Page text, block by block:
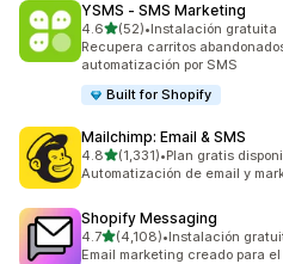
YSMS ‑ SMS Marketing
4.6de 5 estrellas
(52)
52 reseñas en total
•Instalación gratuita
Recupera carritos
automatización por SMS
Built for Shopify
Mailchimp: Email & SMS
4.8de 5 estrellas
(1,331)
1331 reseñas en total
•Plan gratis
Automatización de email y
Shopify Messaging
4.7de 5 estrellas
(4,108)
4108 reseñas en total
•Instalación
Email marketing creado para